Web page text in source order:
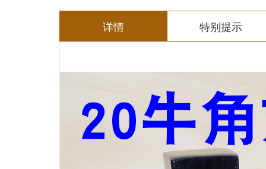
详情 特别提示